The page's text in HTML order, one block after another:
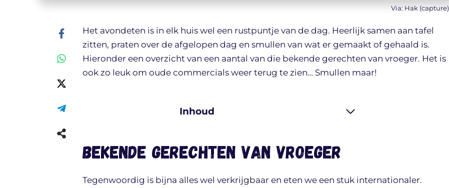
Via: Hak (capture)
Het avondeten is in elk huis wel een rustpuntje van de dag. Heerlijk samen aan tafel
zitten, praten over de afgelopen dag en smullen van wat er gemaakt of gehaald is.
Hieronder een overzicht van een aantal van die bekende gerechten van vroeger. Het is
ook zo leuk om oude commercials weer terug te zien… Smullen maar!
Inhoud
Bekende gerechten van vroeger
Tegenwoordig is bijna alles wel verkrijgbaar en eten we een stuk internationaler.